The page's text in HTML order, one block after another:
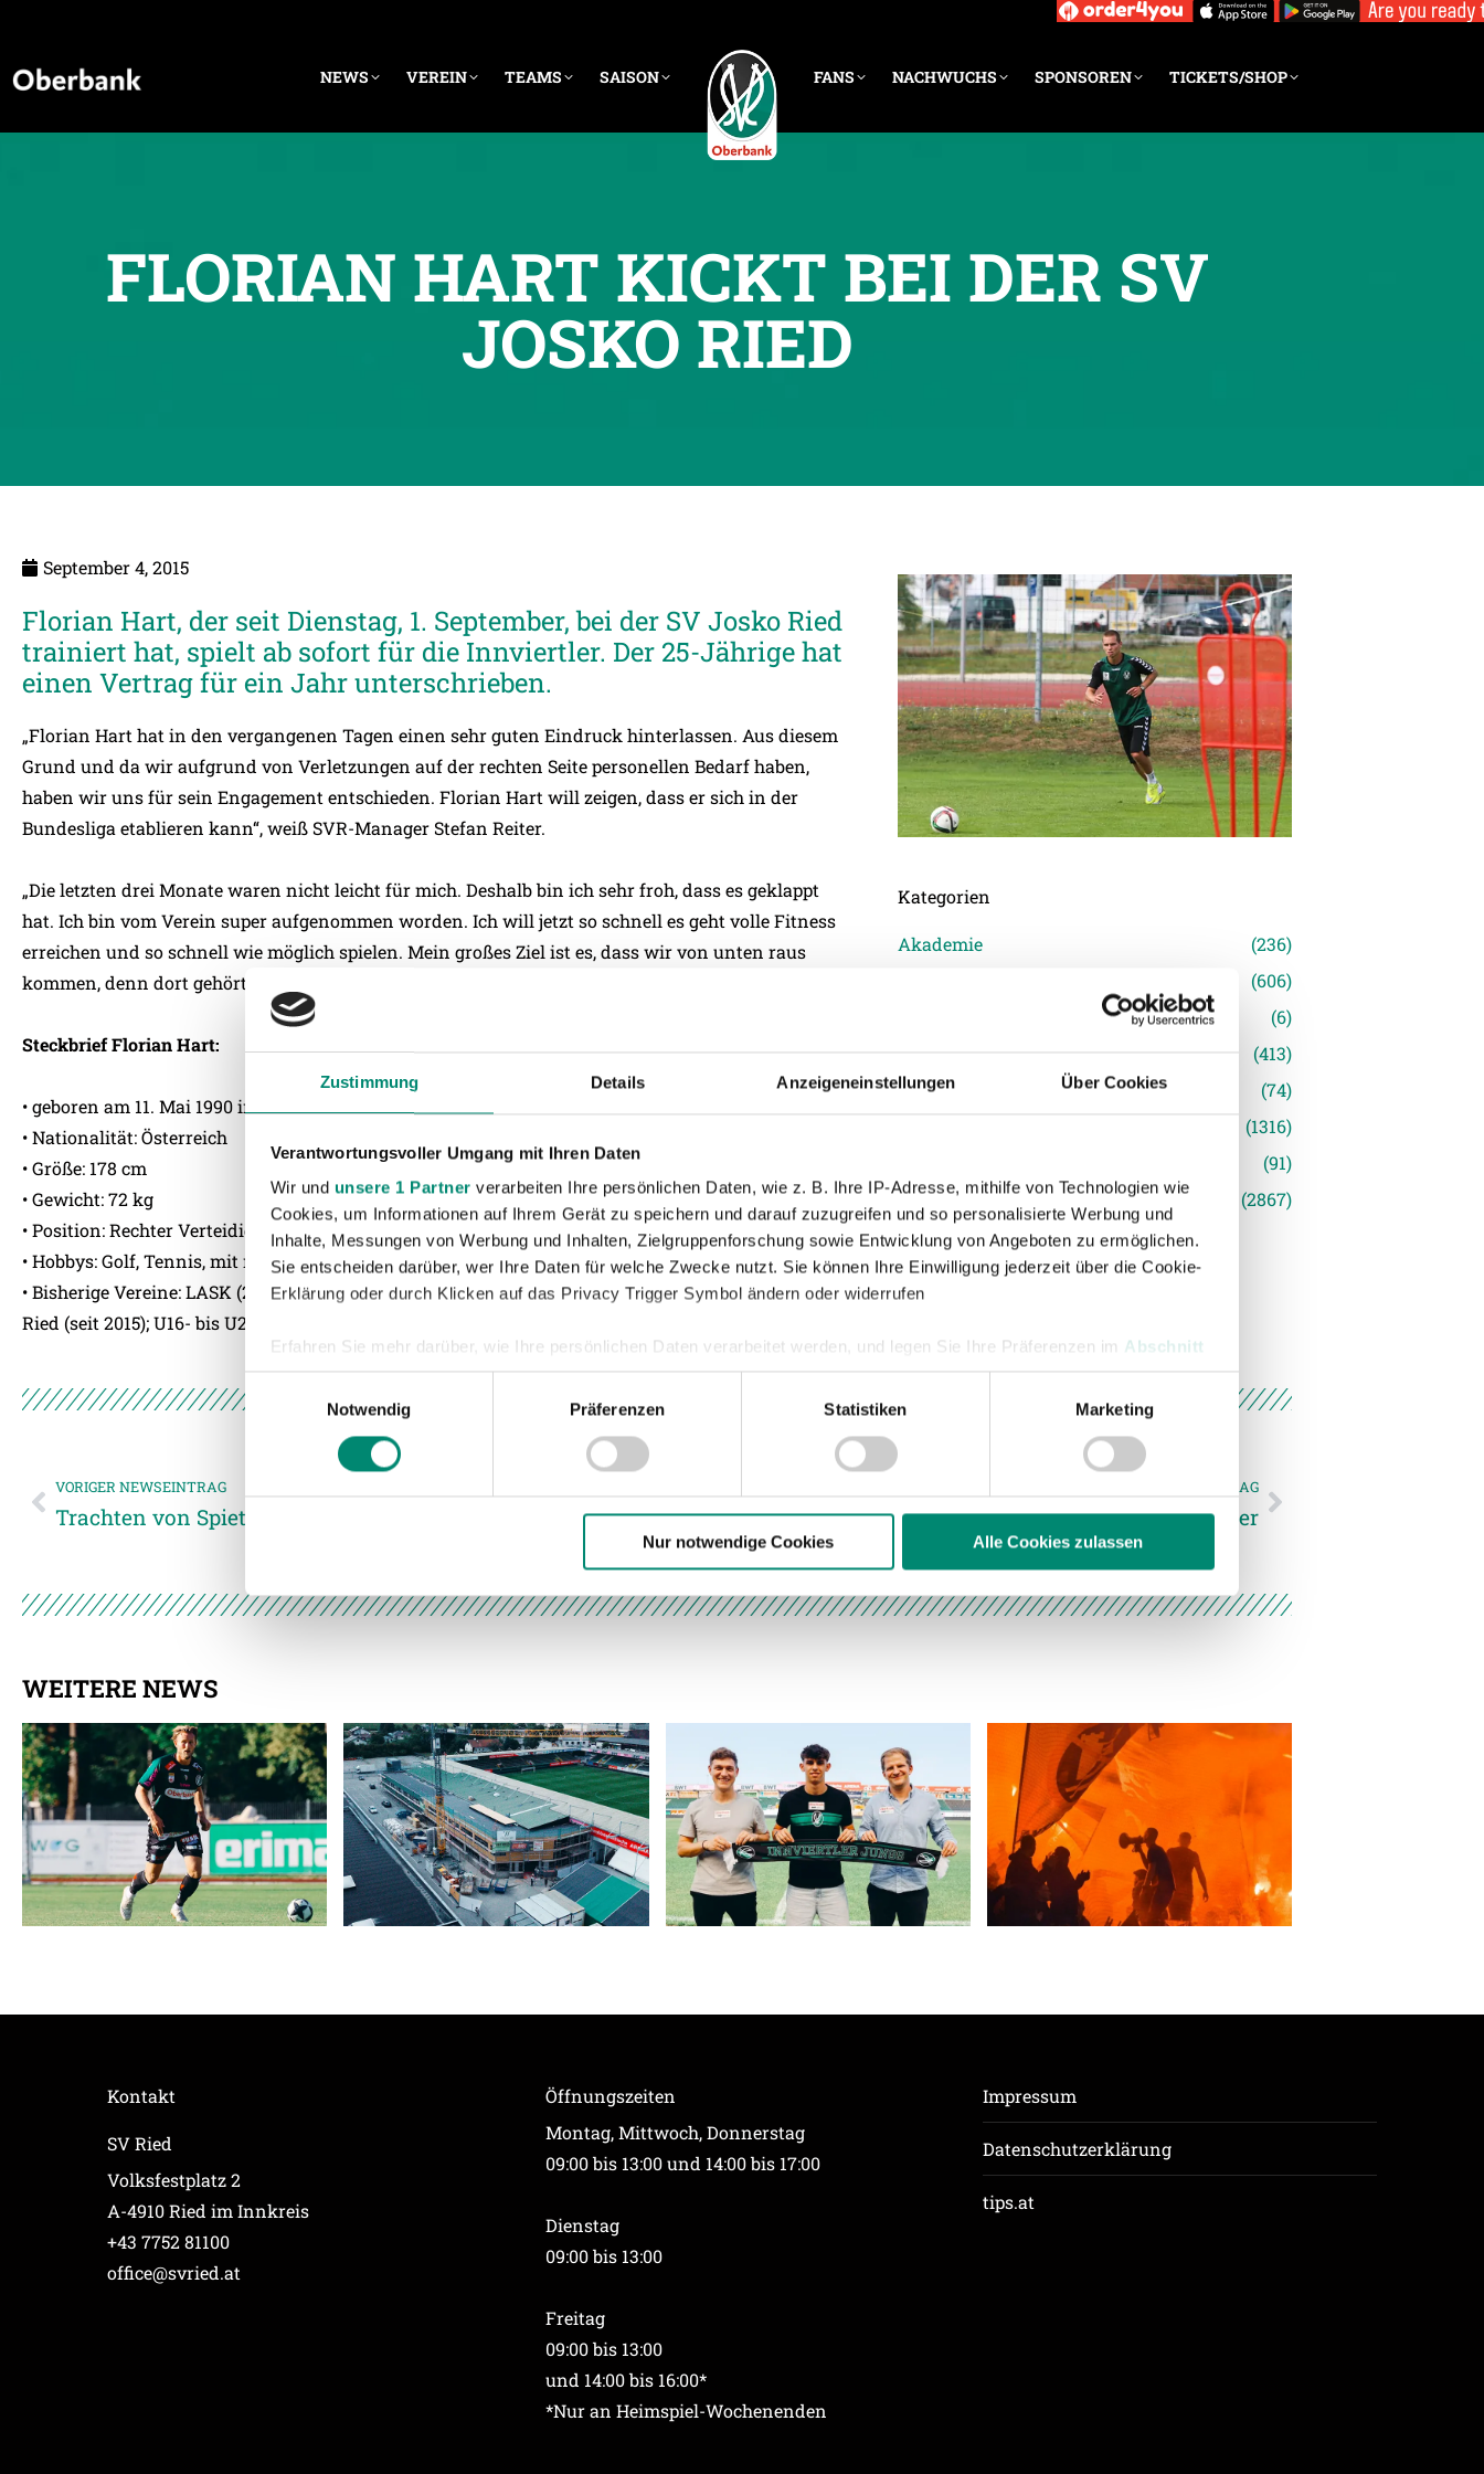
Zustimmung Details Anzeigeneinstellungen Über Cookies
Verantwortungsvoller Umgang mit Ihren Daten
Wir und unsere 1 Partner verarbeiten Ihre persönlichen Daten, wie z. B. Ihre IP-Adresse, mithilfe von Technologien wie
Cookies, um Informationen auf Ihrem Gerät zu speichern und darauf zuzugreifen und so personalisierte Werbung und
Inhalte, Messungen von Werbung und Inhalten, Zielgruppenforschung sowie Entwicklung von Angeboten zu ermöglichen.
Sie entscheiden darüber, wer Ihre Daten für welche Zwecke nutzt. Sie können Ihre Einwilligung jederzeit über die Cookie-
Erklärung oder durch Klicken auf das Privacy Trigger Symbol ändern oder widerrufen
Erfahren Sie mehr darüber, wie Ihre persönlichen Daten verarbeitet werden, und legen Sie Ihre Präferenzen im Abschnitt
Einzelheitenfest.
und die Zugriffe auf unsere Website zu analysieren. Außerdem geben wir Informationen zu Ihrer Verwendung unserer
Weitere Details, insbesondere zu Speicherdauer und Empfänger entnehmen Sie unsererDatenschutzerklärung.
Notwendig
Präferenzen Statistiken Marketing
Nur notwendige Cookies Alle Cookies zulassen
NEWS VEREIN TEAMS SAISON FANS NACHWUCHS SPONSOREN TICKETS/SHOP
FLORIAN HART KICKT BEI DER SV
JOSKO RIED
September 4, 2015
Florian Hart, der seit Dienstag, 1. September, bei der SV Josko Ried
trainiert hat, spielt ab sofort für die Innviertler. Der 25-Jährige hat
einen Vertrag für ein Jahr unterschrieben.
„Florian Hart hat in den vergangenen Tagen einen sehr guten Eindruck hinterlassen. Aus diesem
Grund und da wir aufgrund von Verletzungen auf der rechten Seite personellen Bedarf haben,
haben wir uns für sein Engagement entschieden. Florian Hart will zeigen, dass er sich in der
Bundesliga etablieren kann“, weiß SVR-Manager Stefan Reiter.
„Die letzten drei Monate waren nicht leicht für mich. Deshalb bin ich sehr froh, dass es geklappt
hat. Ich bin vom Verein super aufgenommen worden. Ich will jetzt so schnell es geht volle Fitness
erreichen und so schnell wie möglich spielen. Mein großes Ziel ist es, dass wir von unten raus
kommen, denn dort gehört Ried nicht hin“, erklärt Neuzugang Florian Hart.
Steckbrief Florian Hart:
• geboren am 11. Mai 1990 in Linz
• Nationalität: Österreich
• Größe: 178 cm
• Gewicht: 72 kg
• Position: Rechter Verteidiger, rechtes Mittelfeld
• Hobbys: Golf, Tennis, mit meinem Hund spazieren gehen
• Bisherige Vereine: LASK (2007-12), Sønderjysk Elitesport (2012-14), SV Grödig (2014/15), SV Josko
Ried (seit 2015); U16- bis U21-Nationalmannschaften
Kategorien
Akademie
(236)
(606)
(6)
Junge Wikinger Ried
(413)
Nachwuchs
(74)
(1316)
(91)
Unkategorisiert
(2867)
VORIGER NEWSEINTRAG
Trachten von Spieth & Wensky für die Kicker der SV Ried
NÄCHSTER NEWSEINTRAG
Auf Tour mit dem Teammanager
WEITERE NEWS
Kontakt
SV Ried
Volksfestplatz 2
A-4910 Ried im Innkreis
+43 7752 81100
office@svried.at
Öffnungszeiten
Montag, Mittwoch, Donnerstag
09:00 bis 13:00 und 14:00 bis 17:00
Dienstag
09:00 bis 13:00
Freitag
09:00 bis 13:00
und 14:00 bis 16:00*
*Nur an Heimspiel-Wochenenden
Impressum
Datenschutzerklärung
tips.at